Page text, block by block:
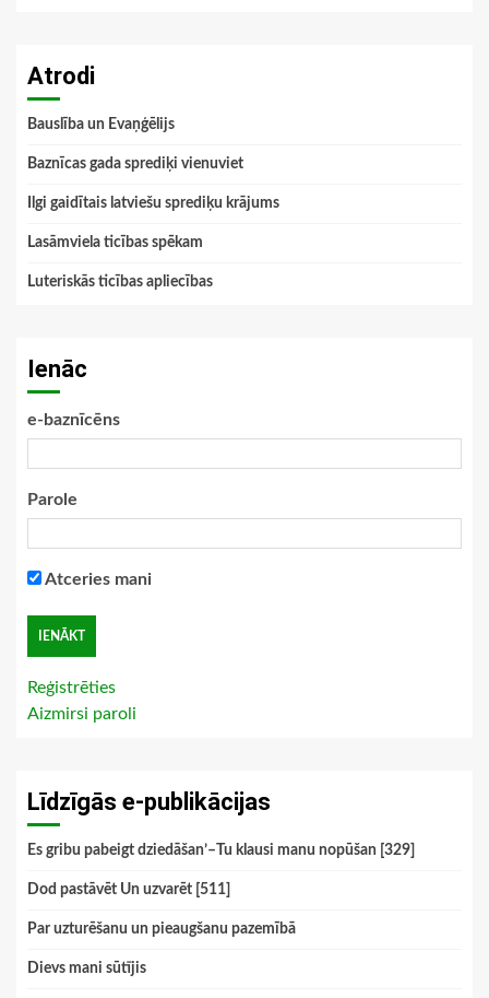
Atrodi
Bauslība un Evaņģēlijs
Baznīcas gada sprediķi vienuviet
Ilgi gaidītais latviešu sprediķu krājums
Lasāmviela ticības spēkam
Luteriskās ticības apliecības
Ienāc
e-baznīcēns
Parole
Atceries mani
Reģistrēties
Aizmirsi paroli
Līdzīgās e-publikācijas
Es gribu pabeigt dziedāšan’–Tu klausi manu nopūšan [329]
Dod pastāvēt Un uzvarēt [511]
Par uzturēšanu un pieaugšanu pazemībā
Dievs mani sūtījis